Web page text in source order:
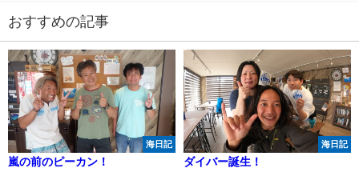
おすすめの記事
海日記
嵐の前のピーカン！
海日記
ダイバー誕生！